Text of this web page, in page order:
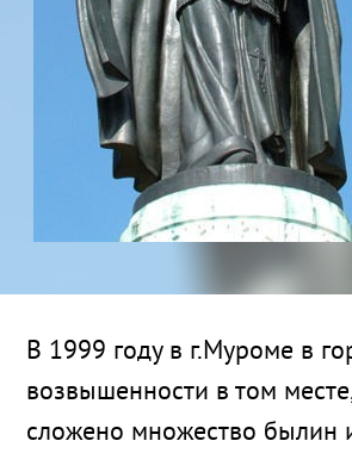
В 1999 году в г.Муроме в
возвышенности в том
сложено множество былин